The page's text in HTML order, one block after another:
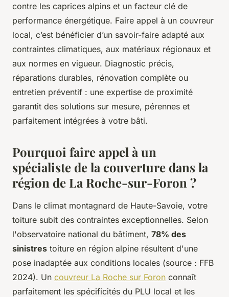
contre les caprices alpins et un facteur clé de
performance énergétique. Faire appel à un couvreur
local, c’est bénéficier d’un savoir-faire adapté aux
contraintes climatiques, aux matériaux régionaux et
aux normes en vigueur. Diagnostic précis,
réparations durables, rénovation complète ou
entretien préventif : une expertise de proximité
garantit des solutions sur mesure, pérennes et
parfaitement intégrées à votre bâti.
Pourquoi faire appel à un
spécialiste de la couverture dans la
région de La Roche-sur-Foron ?
Dans le climat montagnard de Haute-Savoie, votre
toiture subit des contraintes exceptionnelles. Selon
l'observatoire national du bâtiment, 78% des
sinistres toiture en région alpine résultent d'une
pose inadaptée aux conditions locales (source : FFB
2024). Un couvreur La Roche sur Foron connaît
parfaitement les spécificités du PLU local et les